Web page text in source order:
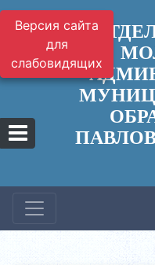
Версия сайта
для
слабовидящих